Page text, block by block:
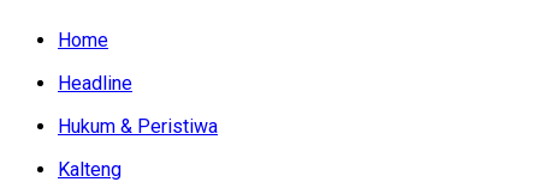
Home
Headline
Hukum & Peristiwa
Kalteng